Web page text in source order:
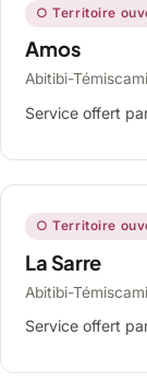
○ Territoire
Amos
Abitibi-
Service offert
○ Territoire
La Sarre
Abitibi-
Service offert